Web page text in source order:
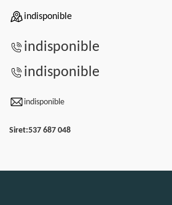
indisponible
indisponible
indisponible
indisponible
Siret:537 687 048